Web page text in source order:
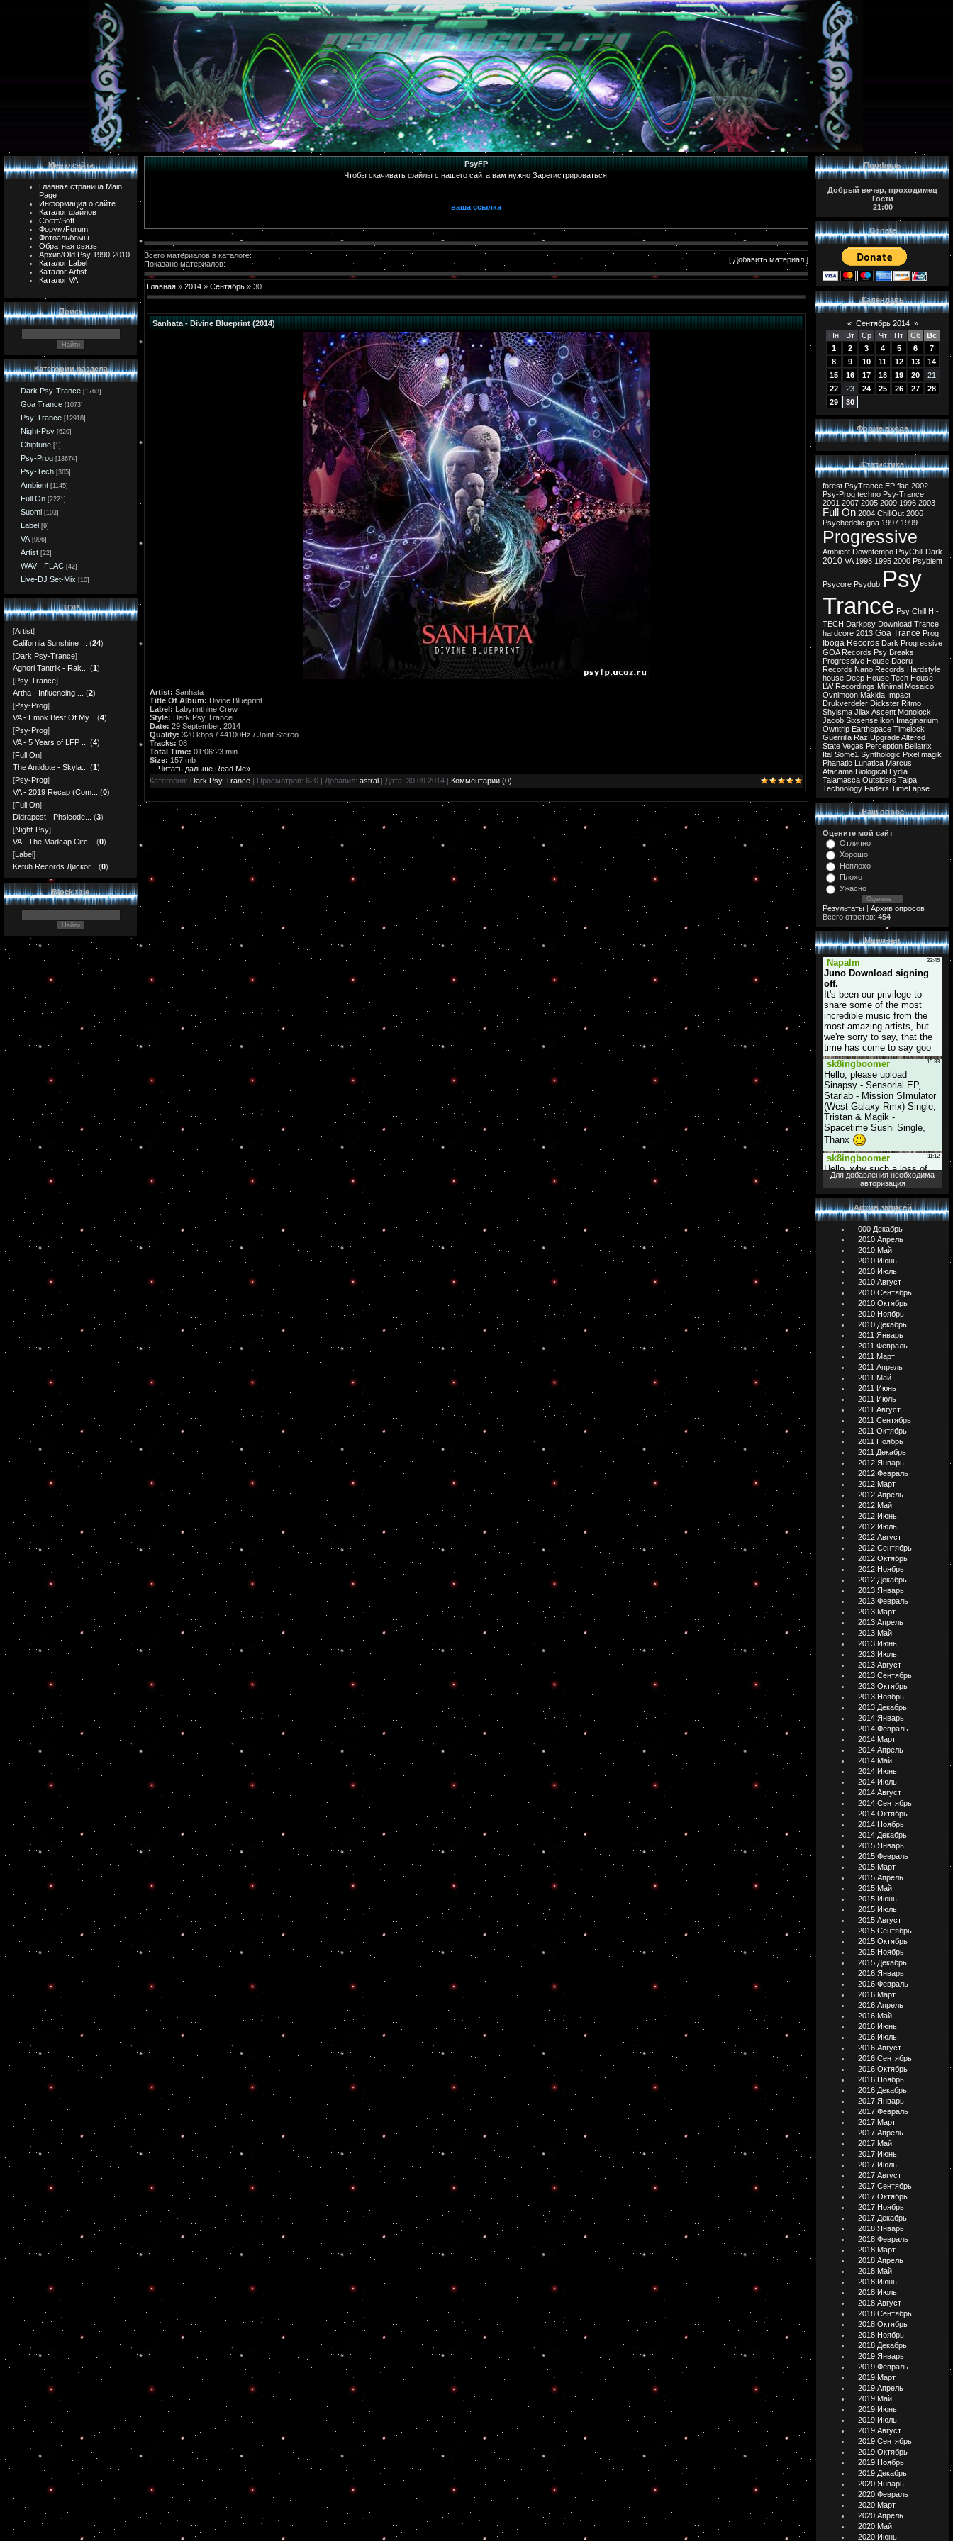
Меню сайта
Главная страница Main
Page
Информация о сайте
Каталог файлов
Софт/Soft
Форум/Forum
Фотоальбомы
Обратная связь
Архив/Old Psy 1990-2010
Каталог Label
Каталог Artist
Каталог VA
Поиск
Категории раздела
Dark Psy-Trance [1763]
Goa Trance [1073]
Psy-Trance [12918]
Night-Psy [620]
Chiptune [1]
Psy-Prog [13674]
Psy-Tech [365]
Ambient [1145]
Full On [2221]
Suomi [103]
Label [9]
VA [996]
Artist [22]
WAV - FLAC [42]
Live-DJ Set-Mix [10]
TOP
[Artist]
California Sunshine ...
(24)
[Dark Psy-Trance]
Aghori Tantrik - Rak...
(1)
[Psy-Trance]
Artha - Influencing ...
(2)
[Psy-Prog]
VA - Emok Best Of My...
(4)
[Psy-Prog]
VA - 5 Years of LFP ...
(4)
[Full On]
The Antidote - Skyla...
(1)
[Psy-Prog]
VA - 2019 Recap (Com...
(0)
[Full On]
Didrapest - Phsicode...
(3)
[Night-Psy]
VA - The Madcap Circ...
(0)
[Label]
Ketuh Records Диског...
(0)
Block title
PsyFP
Чтобы скачивать файлы с нашего сайта вам нужно Зарегистрироваться.
ваша ссылка
Всего материалов в каталоге:
Показано материалов:
[ Добавить материал ]
Главная » 2014 » Сентябрь » 30
Sanhata - Divine Blueprint (2014)
Artist: Sanhata
Title Of Album: Divine Blueprint
Label: Labyrinthine Crew
Style: Dark Psy Trance
Date: 29 September, 2014
Quality: 320 kbps / 44100Hz / Joint Stereo
Tracks: 08
Total Time: 01:06:23 min
Size: 157 mb
Читать дальше Read Me»
Категория: Dark Psy-Trance | Просмотров: 620 | Добавил: astral | Дата: 30.09.2014 | Комментарии (0)
Профиль
Добрый вечер, проходимец
Гости
21:00
Donate
Календарь
« Сентябрь 2014 »
Пн
Вт Ср Чт Пт Сб
Вс
1
2 3 4 5 6
7
8
9 10 11 12 13
14
15
16 17 18 19 20
21
22
23 24 25 26 27
28
29
30
Форма входа
Статистика
forest PsyTrance EP flac 2002
Psy-Prog techno Psy-Trance
2001 2007 2005 2009 1996 2003
Full On 2004 ChillOut 2006
Psychedelic goa 1997 1999
Progressive
Ambient Downtempo PsyChill Dark
2010 VA 1998 1995 2000 Psybient
Psycore Psydub Psy
Trance Psy Chill HI-
TECH Darkpsy Download Trance
hardcore 2013 Goa Trance Prog
Iboga Records Dark Progressive
GOA Records Psy Breaks
Progressive House Dacru
Records Nano Records Hardstyle
house Deep House Tech House
LW Recordings Minimal Mosaico
Ovnimoon Makida Impact
Drukverdeler Dickster Ritmo
Shyisma Jilax Ascent Monolock
Jacob Sixsense ikon Imaginarium
Owntrip Earthspace Timelock
Guerrilla Raz UpgradeAltered
State Vegas Perception Bellatrix
Ital Some1 Synthologic Pixel magik
Phanatic Lunatica Marcus
Atacama Biological Lydia
Talamasca Outsiders Talpa
Technology Faders TimeLapse
Наш опрос
Оцените мой сайт
Отлично
Хорошо
Неплохо
Плохо
Ужасно
Результаты | Архив опросов
Всего ответов: 454
Мини-чат
Для добавления необходима
авторизация
Архив записей
000 Декабрь
2010 Апрель
2010 Май
2010 Июнь
2010 Июль
2010 Август
2010 Сентябрь
2010 Октябрь
2010 Ноябрь
2010 Декабрь
2011 Январь
2011 Февраль
2011 Март
2011 Апрель
2011 Май
2011 Июнь
2011 Июль
2011 Август
2011 Сентябрь
2011 Октябрь
2011 Ноябрь
2011 Декабрь
2012 Январь
2012 Февраль
2012 Март
2012 Апрель
2012 Май
2012 Июнь
2012 Июль
2012 Август
2012 Сентябрь
2012 Октябрь
2012 Ноябрь
2012 Декабрь
2013 Январь
2013 Февраль
2013 Март
2013 Апрель
2013 Май
2013 Июнь
2013 Июль
2013 Август
2013 Сентябрь
2013 Октябрь
2013 Ноябрь
2013 Декабрь
2014 Январь
2014 Февраль
2014 Март
2014 Апрель
2014 Май
2014 Июнь
2014 Июль
2014 Август
2014 Сентябрь
2014 Октябрь
2014 Ноябрь
2014 Декабрь
2015 Январь
2015 Февраль
2015 Март
2015 Апрель
2015 Май
2015 Июнь
2015 Июль
2015 Август
2015 Сентябрь
2015 Октябрь
2015 Ноябрь
2015 Декабрь
2016 Январь
2016 Февраль
2016 Март
2016 Апрель
2016 Май
2016 Июнь
2016 Июль
2016 Август
2016 Сентябрь
2016 Октябрь
2016 Ноябрь
2016 Декабрь
2017 Январь
2017 Февраль
2017 Март
2017 Апрель
2017 Май
2017 Июнь
2017 Июль
2017 Август
2017 Сентябрь
2017 Октябрь
2017 Ноябрь
2017 Декабрь
2018 Январь
2018 Февраль
2018 Март
2018 Апрель
2018 Май
2018 Июнь
2018 Июль
2018 Август
2018 Сентябрь
2018 Октябрь
2018 Ноябрь
2018 Декабрь
2019 Январь
2019 Февраль
2019 Март
2019 Апрель
2019 Май
2019 Июнь
2019 Июль
2019 Август
2019 Сентябрь
2019 Октябрь
2019 Ноябрь
2019 Декабрь
2020 Январь
2020 Февраль
2020 Март
2020 Апрель
2020 Май
2020 Июнь